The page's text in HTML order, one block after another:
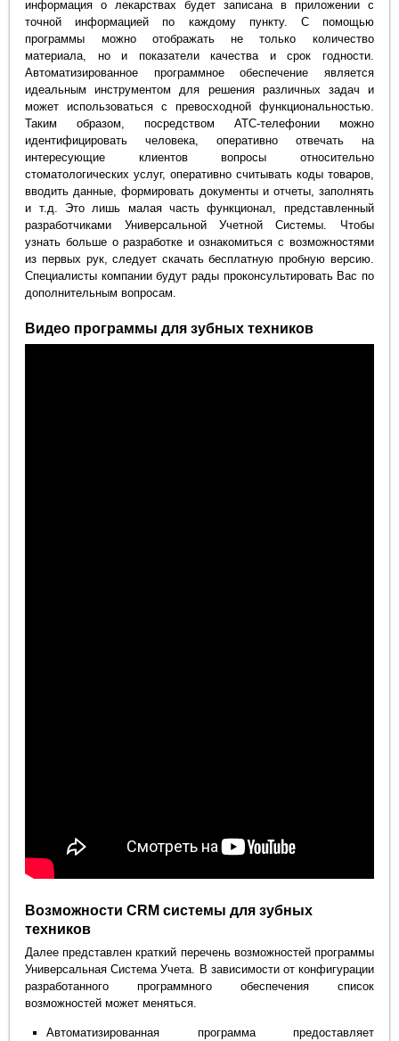
информация о лекарствах будет записана в приложении с
точной информацией по каждому пункту. С помощью
программы можно отображать не только количество
материала, но и показатели качества и срок годности.
Автоматизированное программное обеспечение является
идеальным инструментом для решения различных задач и
может использоваться с превосходной функциональностью.
Таким образом, посредством АТС-телефонии можно
идентифицировать человека, оперативно отвечать на
интересующие клиентов вопросы относительно
стоматологических услуг, оперативно считывать коды товаров,
вводить данные, формировать документы и отчеты, заполнять
и т.д. Это лишь малая часть функционал, представленный
разработчиками Универсальной Учетной Системы. Чтобы
узнать больше о разработке и ознакомиться с возможностями
из первых рук, следует скачать бесплатную пробную версию.
Специалисты компании будут рады проконсультировать Вас по
дополнительным вопросам.
Видео программы для зубных техников
Возможности CRM системы для зубных
техников
Далее представлен краткий перечень возможностей программы
Универсальная Система Учета. В зависимости от конфигурации
разработанного программного обеспечения список
возможностей может меняться.
Автоматизированная программа предоставляет